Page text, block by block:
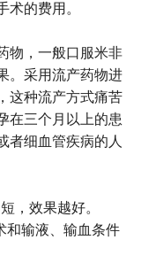
术的费用。
物，一般口服米非
。采用流产药物进
这种流产方式痛苦
在三个月以上的患
者细血管疾病的人
，效果越好。
和输液、输血条件